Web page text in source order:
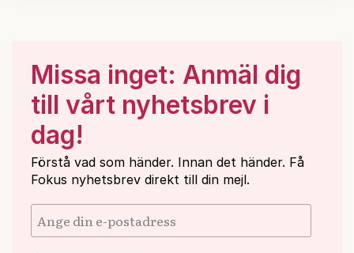
Missa inget: Anmäl dig
till vårt nyhetsbrev i
dag!
Förstå vad som händer. Innan det händer. Få
Fokus nyhetsbrev direkt till din mejl.